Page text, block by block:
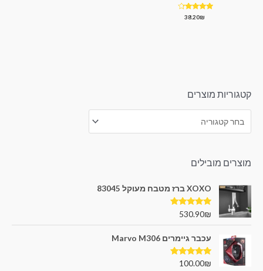
קטגוריות מוצרים
מוצרים מובילים
XOXO ברז מטבח מעוקל 83045
דורג5.00
530.90₪
עכבר גיימרים Marvo M306
דורג5.00
100.00₪
דורג
38.20₪